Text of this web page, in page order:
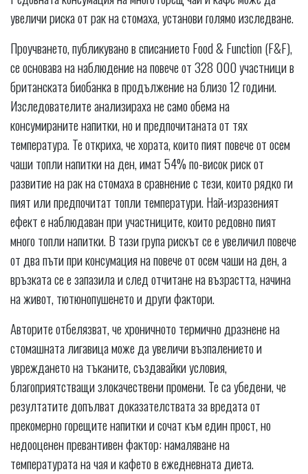
увеличи риска от рак на стомаха, установи голямо изследване.
Проучването, публикувано в списанието Food & Function (F&F),
се основава на наблюдение на повече от 328 000 участници в
британската биобанка в продължение на близо 12 години.
Изследователите анализираха не само обема на
консумираните напитки, но и предпочитаната от тях
температура. Те откриха, че хората, които пият повече от осем
чаши топли напитки на ден, имат 54% по-висок риск от
развитие на рак на стомаха в сравнение с тези, които рядко ги
пият или предпочитат топли температури. Най-изразеният
ефект е наблюдаван при участниците, които редовно пият
много топли напитки. В тази група рискът се е увеличил повече
от два пъти при консумация на повече от осем чаши на ден, а
връзката се е запазила и след отчитане на възрастта, начина
на живот, тютюнопушенето и други фактори.
Авторите отбелязват, че хроничното термично дразнене на
стомашната лигавица може да увеличи възпалението и
увреждането на тъканите, създавайки условия,
благоприятстващи злокачествени промени. Те са убедени, че
резултатите допълват доказателствата за вредата от
прекомерно горещите напитки и сочат към един прост, но
недооценен превантивен фактор: намаляване на
температурата на чая и кафето в ежедневната диета.